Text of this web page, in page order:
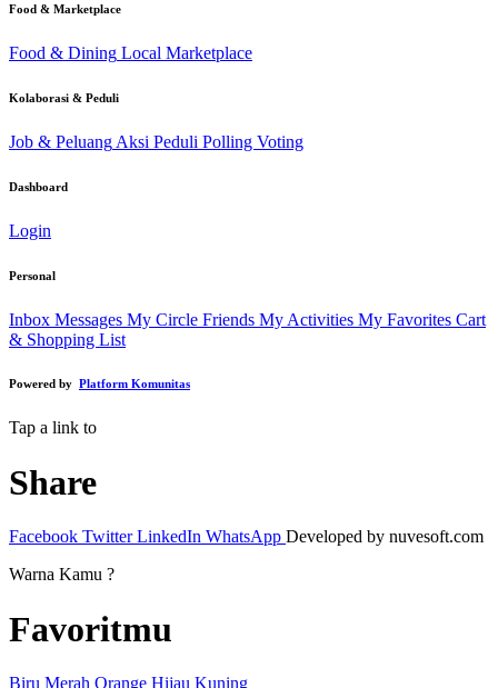
Food & Marketplace
Food & Dining Local Marketplace
Kolaborasi & Peduli
Job & Peluang Aksi Peduli Polling Voting
Dashboard
Login
Personal
Inbox Messages My Circle Friends My Activities My Favorites Cart
& Shopping List
Powered by Platform Komunitas
Tap a link to
Share
Facebook Twitter LinkedIn WhatsApp Developed by nuvesoft.com
Warna Kamu ?
Favoritmu
Biru Merah Orange Hijau Kuning